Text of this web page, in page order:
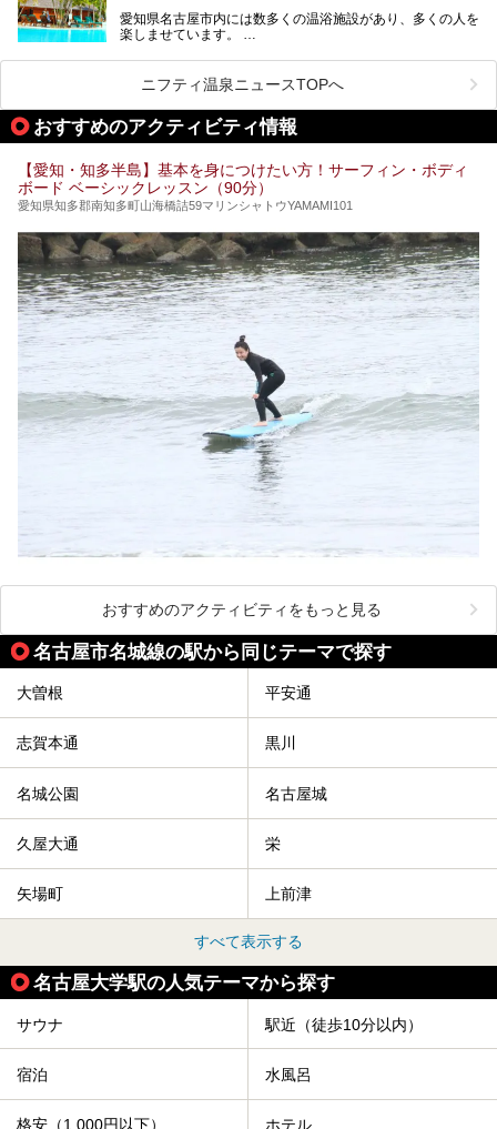
ご紹介します。
愛知県名古屋市内には数多くの温浴施設があり、多くの人を
楽しませています。
ムリエの目線で紹介していきます！
名古屋市内にはスーパー銭湯や日帰り温泉が多く、「どこに
行こうかな？」と悩んでしまう方も多いと思います。
ぜひこの記事を参考にして「キャナル・リゾート」に出かけ
てみるのはいかがでしょうか？
ニフティ温泉ニュースTOPへ
おすすめのアクティビティ情報
【愛知・知多半島】基本を身につけたい方！サーフィン・ボディ
ボード ベーシックレッスン（90分）
愛知県知多郡南知多町山海橋詰59マリンシャトウYAMAMI101
おすすめのアクティビティをもっと見る
名古屋市名城線の駅から同じテーマで探す
大曽根 平安通
志賀本通 黒川
名城公園 名古屋城
久屋大通 栄
矢場町 上前津
すべて表示する
名古屋大学駅の人気テーマから探す
サウナ 駅近（徒歩10分以内）
宿泊 水風呂
格安（1,000円以下） ホテル